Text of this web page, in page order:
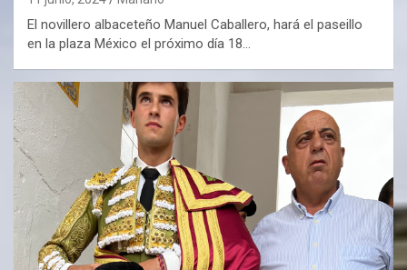
El novillero albaceteño Manuel Caballero, hará el paseillo
en la plaza México el próximo día 18…